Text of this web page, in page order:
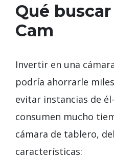
Qué
Cam
Invertir en una
podría ahorrarle
evitar instancias de
consumen mucho
cámara de tablero,
características: